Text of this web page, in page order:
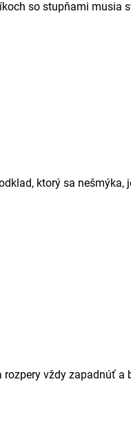
so stupňami musia
ktorý sa nešmýka,
vždy zapadnúť a